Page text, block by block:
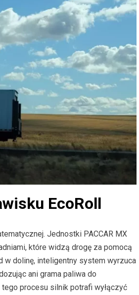
EcoRoll
Jednostki PACCAR MX
które widzą drogę za pomocą
w dolinę, inteligentny system wyrzuca
ani grama paliwa do
procesu silnik potrafi wyłączyć